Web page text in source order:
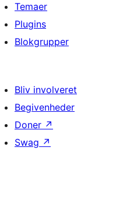
Temaer
Plugins
Blokgrupper
Bliv involveret
Begivenheder
Doner ↗
Swag ↗